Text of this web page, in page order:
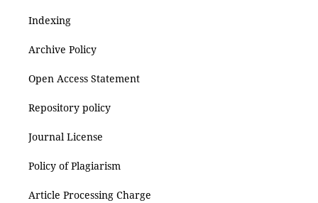
Indexing
Archive Policy
Open Access Statement
Repository policy
Journal License
Policy of Plagiarism
Article Processing Charge